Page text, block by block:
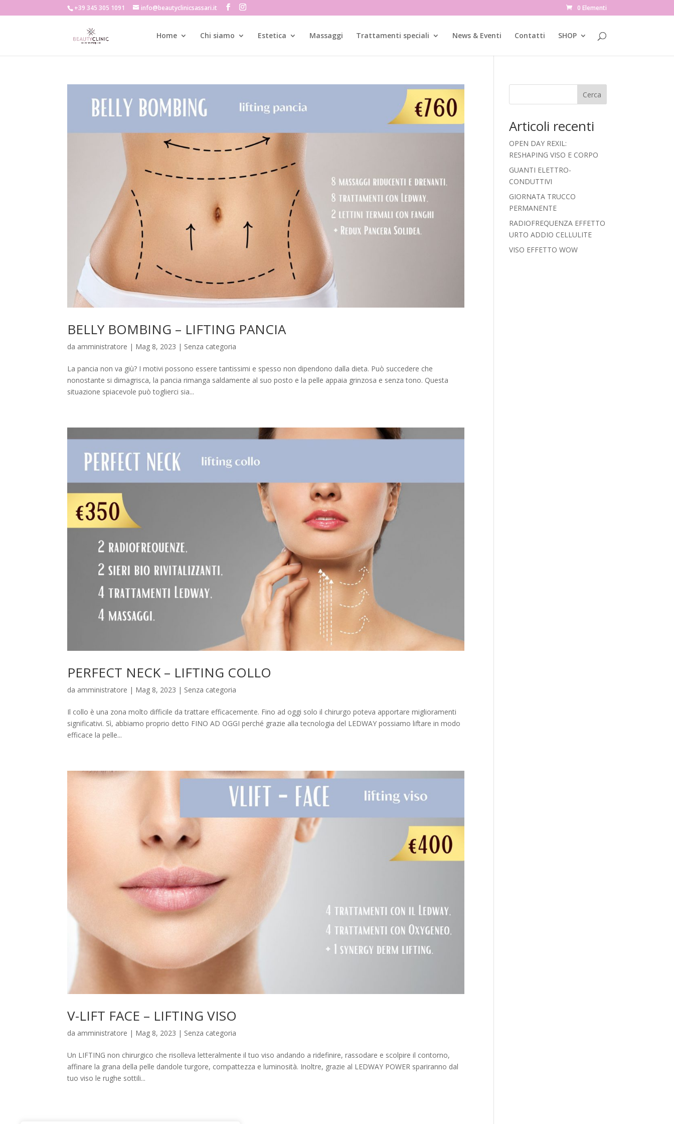
+39 345 305 1091 info@beautyclinicsassari.it 0 Elementi
Home Chi siamo Estetica Massaggi Trattamenti speciali News & Eventi Contatti SHOP
BELLY BOMBING – LIFTING PANCIA
da amministratore | Mag 8, 2023 | Senza categoria
La pancia non va giù? I motivi possono essere tantissimi e spesso non dipendono dalla dieta. Può succedere che
nonostante si dimagrisca, la pancia rimanga saldamente al suo posto e la pelle appaia grinzosa e senza tono. Questa
situazione spiacevole può toglierci sia...
PERFECT NECK – LIFTING COLLO
da amministratore | Mag 8, 2023 | Senza categoria
Il collo è una zona molto difficile da trattare efficacemente. Fino ad oggi solo il chirurgo poteva apportare miglioramenti
significativi. Sì, abbiamo proprio detto FINO AD OGGI perché grazie alla tecnologia del LEDWAY possiamo liftare in modo
efficace la pelle...
V-LIFT FACE – LIFTING VISO
da amministratore | Mag 8, 2023 | Senza categoria
Un LIFTING non chirurgico che risolleva letteralmente il tuo viso andando a ridefinire, rassodare e scolpire il contorno,
affinare la grana della pelle dandole turgore, compattezza e luminosità. Inoltre, grazie al LEDWAY POWER spariranno dal
tuo viso le rughe sottili...
Cerca
Articoli recenti
OPEN DAY REXIL:
RESHAPING VISO E CORPO
GUANTI ELETTRO-
CONDUTTIVI
GIORNATA TRUCCO
PERMANENTE
RADIOFREQUENZA EFFETTO
URTO ADDIO CELLULITE
VISO EFFETTO WOW